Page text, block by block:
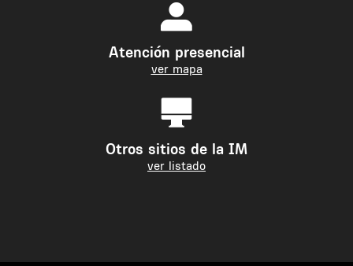
Atención presencial
ver mapa
Otros sitios de la IM
ver listado